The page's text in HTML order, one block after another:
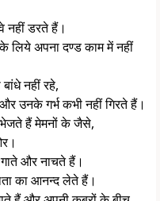
नहीं डरते हैं।
लिये अपना दण्ड काम में नहीं
नहीं रहे,
उनके गर्भ कभी नहीं गिरते हैं।
भेजते हैं मेमनों के जैसे,
और नाचते हैं।
का आनन्द लेते हैं।